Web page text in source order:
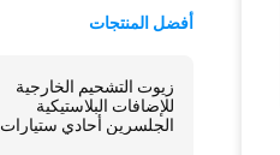
أفضل المنتجات
زيوت التشحيم الخارجية
للإضافات البلاستيكية
الجلسرين أحادي ستيارات